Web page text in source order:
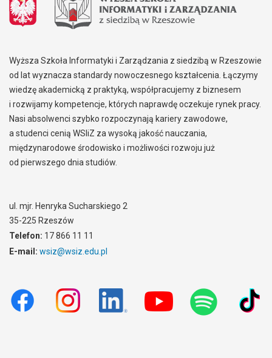
Wyższa Szkoła Informatyki i Zarządzania z siedzibą w Rzeszowie
od lat wyznacza standardy nowoczesnego kształcenia. Łączymy
wiedzę akademicką z praktyką, współpracujemy z biznesem
i rozwijamy kompetencje, których naprawdę oczekuje rynek pracy.
Nasi absolwenci szybko rozpoczynają kariery zawodowe,
a studenci cenią WSIiZ za wysoką jakość nauczania,
międzynarodowe środowisko i możliwości rozwoju już
od pierwszego dnia studiów.
ul. mjr. Henryka Sucharskiego 2
35-225 Rzeszów
Telefon: 17 866 11 11
E-mail: wsiz@wsiz.edu.pl